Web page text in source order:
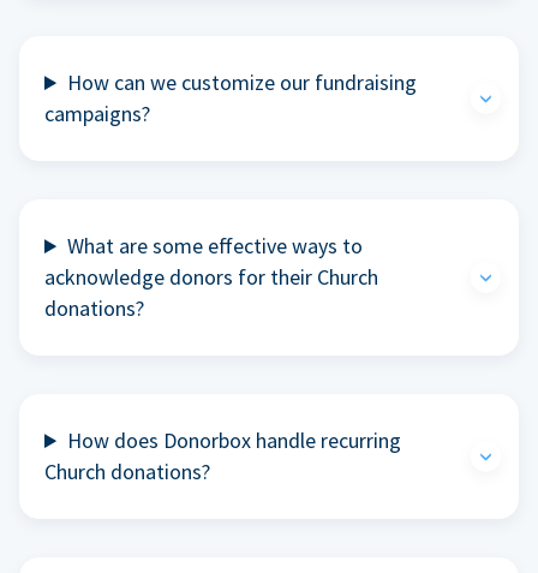
How can we customize our fundraising
campaigns?
What are some effective ways to
acknowledge donors for their Church
donations?
How does Donorbox handle recurring
Church donations?